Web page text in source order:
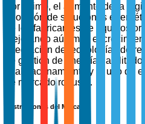
Por último, el aumento de la
adopción de soluciones
de los fabricantes de equipos
mejorando aún más el
integración de tecnologías de
de gestión de energía
el almacenamiento y el uso de
de mercado robusto.
Restricciones del Mercado